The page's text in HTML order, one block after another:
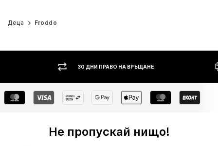
Деца Froddo
30 ДНИ ПРАВО НА ВРЪЩАНЕ
Не пропускай нищо!